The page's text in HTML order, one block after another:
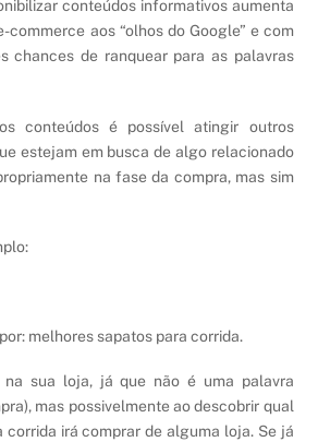
conteúdos informativos aumenta
commerce aos “olhos do Google” e com
chances de ranquear para as palavras
conteúdos é possível atingir outros
estejam em busca de algo relacionado
na fase da compra, mas sim
melhores sapatos para corrida.
na sua loja, já que não é uma palavra
mas possivelmente ao descobrir qual
corrida irá comprar de alguma loja. Se já